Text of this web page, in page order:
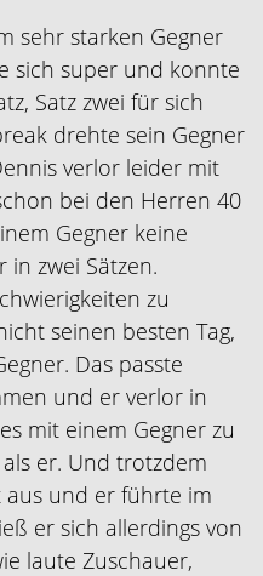
sehr starken Gegner
sich super und konnte
Satz zwei für sich
drehte sein Gegner
verlor leider mit
bei den Herren 40
Gegner keine
zwei Sätzen.
zu
seinen besten Tag,
Das passte
und er verlor in
mit einem Gegner zu
er. Und trotzdem
aus und er führte im
er sich allerdings von
laute Zuschauer,